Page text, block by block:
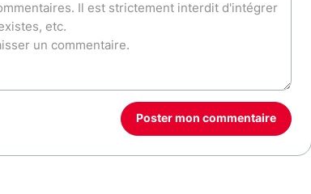
Poster mon commentaire